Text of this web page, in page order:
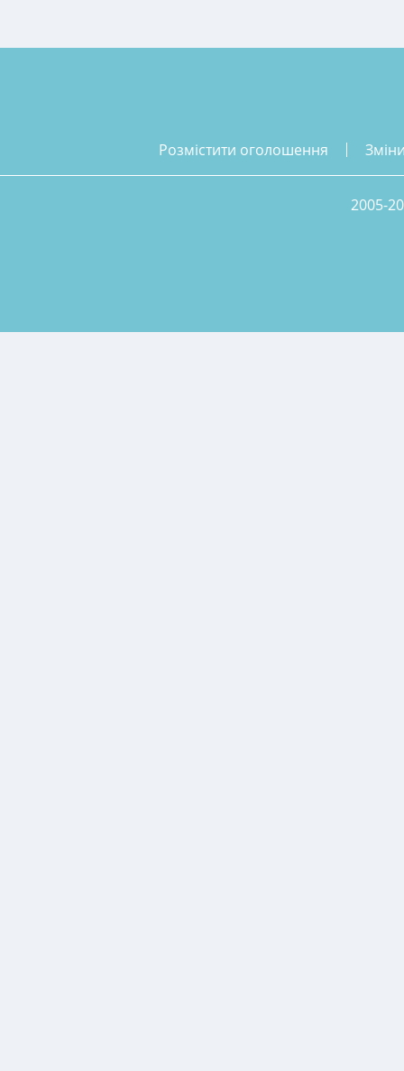
розмістити оголошення
2005-